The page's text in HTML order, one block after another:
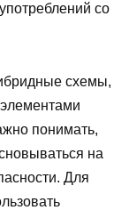
со
схемы,
понимать,
на
Для